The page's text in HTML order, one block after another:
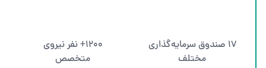
۱۷ صندوق سرمایه‌گذاری
مختلف
۱۲۰۰+ نفر نیروی
متخصص